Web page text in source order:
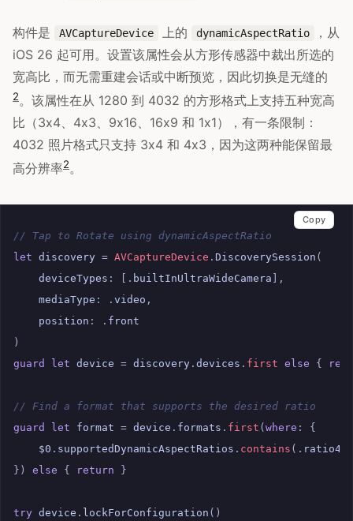
构件是 AVCaptureDevice 上的 dynamicAspectRatio
，从
iOS 26 起可用。设置该属性会从方形传感器中裁出所选的
宽高比，而无需重建会话或中断预览，因此切换是无缝的
2。该属性在从 1280 到 4032 的方形格式上支持五种宽高
比（3x4、4x3、9x16、16x9 和 1x1），有一条限制：
4032 照片格式只支持 3x4 和 4x3，因为这两种能保留最
高分辨率2。
// Tap to Rotate using dynamicAspectRatio
let discovery = AVCaptureDevice . DiscoverySession (
deviceTypes : [. builtInUltraWideCamera ],
mediaType : . video ,
position : . front
)
guard
let device = discovery . devices . first else {
// Find a format that supports the desired ratio
guard
let format = device . formats . first ( where :
{
$0 . supportedDynamicAspectRatios . contains (. ratio4x3
})
else { return }
try device . lockForConfiguration ()
Copy